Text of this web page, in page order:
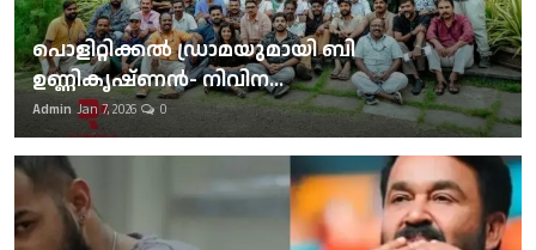
പൊളിറ്റിക്കല്‍ ഡ്രാമയുമായി ബി
ഉണ്ണികൃഷ്ണന്‍- നിവിന...
Admin Jan 7, 2026 0